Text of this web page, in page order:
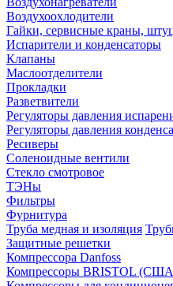
Воздухоохлодители
Гайки, сервисные краны,
Испарители и конденсаторы
Клапаны
Маслоотделители
Прокладки
Разветвители
Регуляторы давления
Регуляторы давления
Ресиверы
Соленоидные вентили
Стекло смотровое
ТЭНы
Фильтры
Фурнитура
Труба медная и изоляция
Защитные решетки
Компрессора Danfoss
Компрессоры BRISTOL